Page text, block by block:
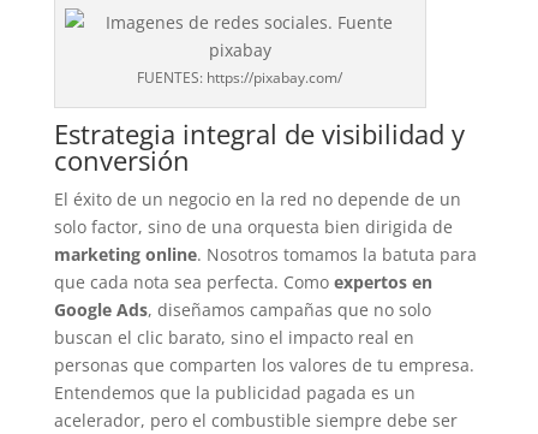
FUENTES: https://pixabay.com/
Estrategia integral de visibilidad y
conversión
El éxito de un negocio en la red no depende de un
solo factor, sino de una orquesta bien dirigida de
marketing online. Nosotros tomamos la batuta para
que cada nota sea perfecta. Como expertos en
Google Ads, diseñamos campañas que no solo
buscan el clic barato, sino el impacto real en
personas que comparten los valores de tu empresa.
Entendemos que la publicidad pagada es un
acelerador, pero el combustible siempre debe ser